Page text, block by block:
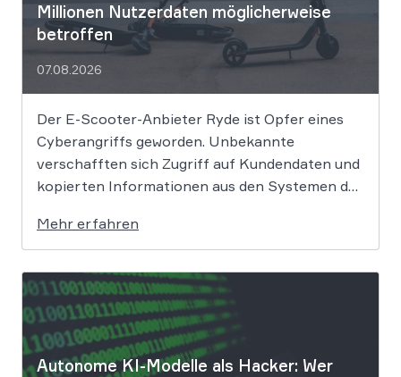
Millionen Nutzerdaten möglicherweise
betroffen
07.08.2026
Der E-Scooter-Anbieter Ryde ist Opfer eines
Cyberangriffs geworden. Unbekannte
verschafften sich Zugriff auf Kundendaten und
kopierten Informationen aus den Systemen des
für Betroffene hat, ist derzeit noch nicht
vollständig absehbar. Der Mobilitätsanbieter
Ryde hat seine Kunden über einen
Sicherheitsvorfall informiert. Nach Angaben
des Unternehmens […]
Mehr erfahren
Autonome KI-Modelle als Hacker: Wer